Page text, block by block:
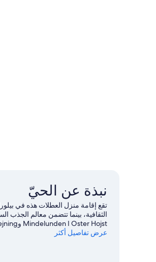
نبذة عن الحيّ
Mindelunden I Oster Hojst وVida Kanoudlejning أيضًا.
عرض تفاصيل أكثر